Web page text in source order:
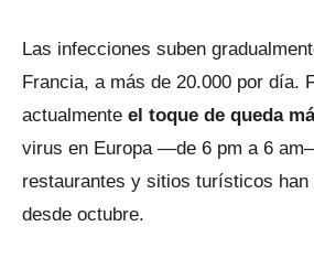
Las infecciones suben
Francia, a más de 20.000 por día.
actualmente el toque de queda
virus en Europa —de 6 pm a 6
restaurantes y sitios turísticos han
desde octubre.